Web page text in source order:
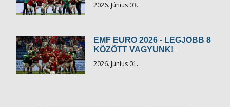
2026. Június 03.
EMF EURO 2026 - LEGJOBB 8
KÖZÖTT VAGYUNK!
2026. Június 01.